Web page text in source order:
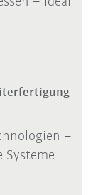
–
Systeme